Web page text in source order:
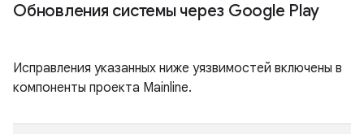
Обновления системы через Google Play
Исправления указанных ниже уязвимостей включены в
компоненты проекта Mainline.